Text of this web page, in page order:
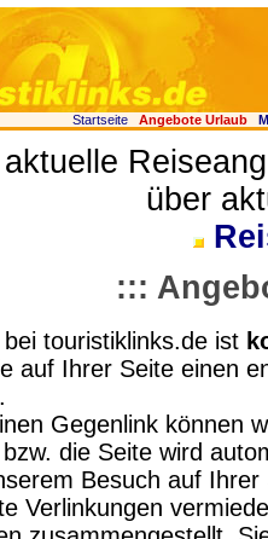
Startseite Angebote Urlaub
über
:::
touristiklinks.de ist
auf Ihrer Seite einen
Gegenlink können
die Seite wird
Besuch auf
Verlinkungen